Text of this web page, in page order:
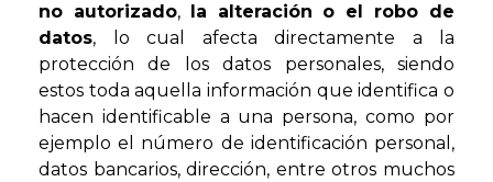
no autorizado,
la alteración o el robo de
datos, lo cual afecta directamente a la
protección de los datos personales, siendo
estos toda aquella información que identifica o
hacen identificable a una persona, como por
ejemplo el número de identificación personal,
datos bancarios, dirección, entre otros muchos